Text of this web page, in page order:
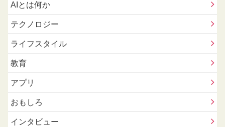
AIとは何か
テクノロジー
ライフスタイル
教育
アプリ
おもしろ
インタビュー